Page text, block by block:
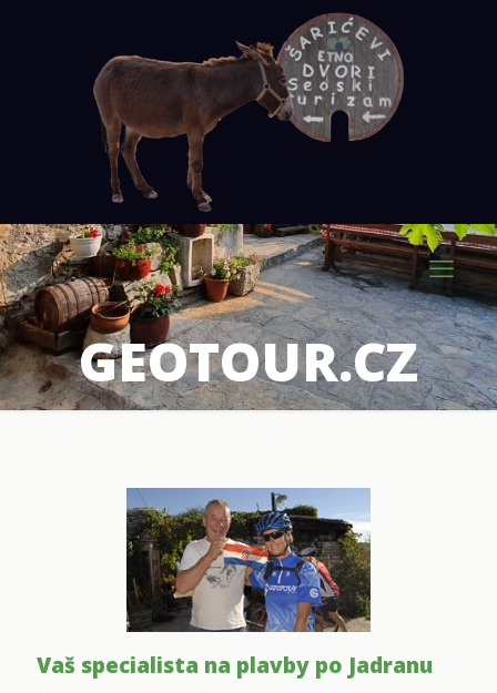
GEOTOUR.CZ
Vaš specialista na plavby po Jadranu